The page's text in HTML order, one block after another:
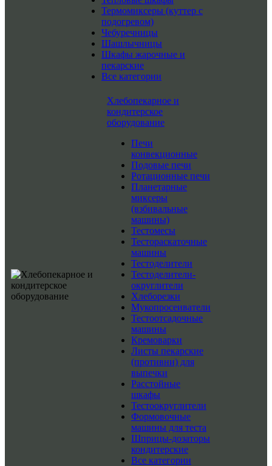
Термомиксеры (куттер с
подогревом)
Чебуречницы
Шашлычницы
Шкафы жарочные и
пекарские
Все категории
Хлебопекарное и
кондитерское
оборудование
Печи
конвекционные
Подовые печи
Ротационные печи
Планетарные
миксеры
(взбивальные
машины)
Тестомесы
Тестораскаточные
машины
Тестоделители
Тестоделители-
округлители
Хлеборезки
Мукопросеиватели
Тестоотсадочные
машины
Кремоварки
Листы пекарские
(противни) для
выпечки
Расстойные
шкафы
Тестоокруглители
Формовочные
машины для теста
Шприцы-дозаторы
кондитерские
Все категории